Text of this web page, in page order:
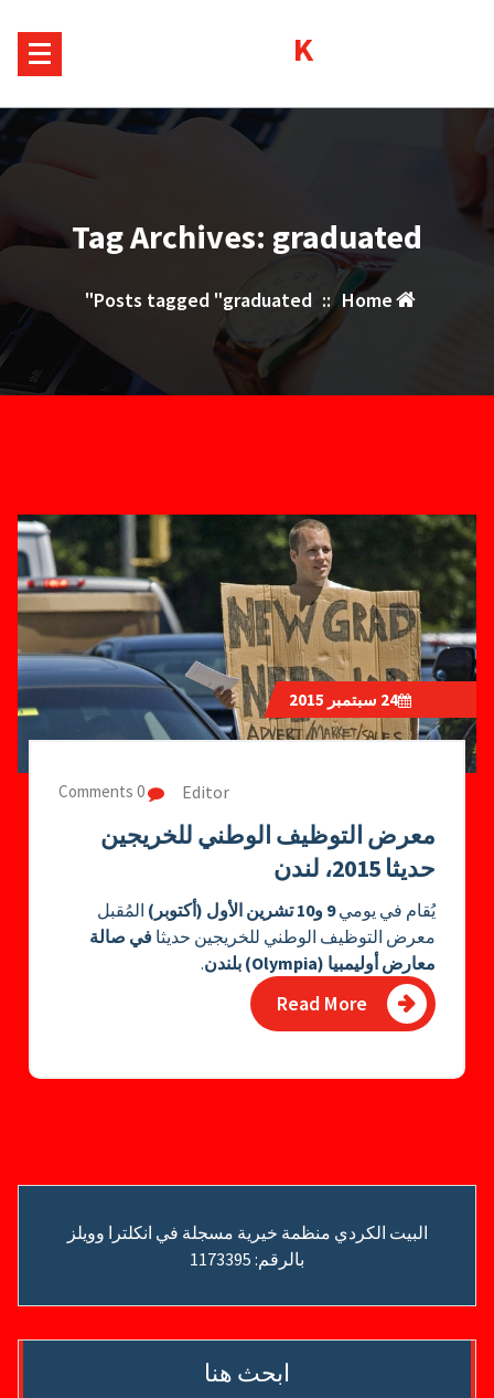
Tag Archives: graduated
Home
::
Posts tagged "graduated"
24سبتمبر 2015
Editor
0 Comments
معرض التوظيف الوطني للخريجين
حديثا 2015، لندن
يُقام في يومي 9 و10 تشرين الأول (أكتوبر)
المُقبل
معرض التوظيف الوطني للخريجين حديثافي صالة
معارض أوليمبيا (Olympia) بلندن
.
Read More
البيت الكردي منظمة خيرية مسجلة في انكلترا وويلز
بالرقم: 1173395
ابحث هنا